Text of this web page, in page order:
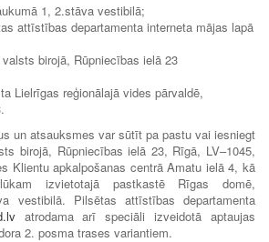
1, 2.stāva vestibilā;
attīstības departamenta interneta mājas lapā
birojā, Rūpniecības ielā 23
Lielrīgas reģionālajā vides pārvaldē,
un atsauksmes var sūtīt pa pastu vai iesniegt
birojā, Rūpniecības ielā 23, Rīgā, LV–1045,
Klientu apkalpošanas centrā Amatu ielā 4, kā
izvietotajā pastkastē Rīgas domē,
vestibilā. Pilsētas attīstības departamenta
atrodama arī speciāli izveidotā aptaujas
2. posma trases variantiem.